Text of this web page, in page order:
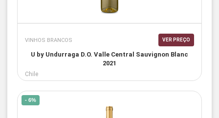
VINHOS BRANCOS VER PREÇO
U by Undurraga D.O. Valle Central Sauvignon Blanc
2021
Chile
- 6%